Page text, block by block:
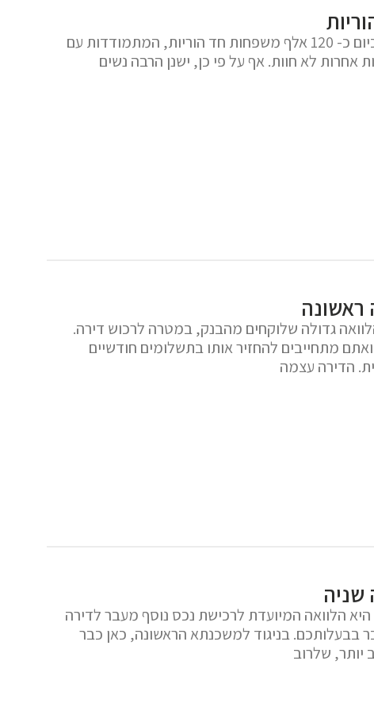
במדינת ישראל חיות כיום כ- 120 אלף משפחות חד הוריות, המתמודדות עם
לא חוות. אף על פי כן, ישנן הרבה נשים
גדולה שלוקחים מהבנק, במטרה לרכוש דירה.
מתחייבים להחזיר אותו בתשלומים חודשיים
הדירה עצמה
הלוואה המיועדת לרכישת נכס נוסף מעבר לדירה
בבעלותכם. בניגוד למשכנתא הראשונה, כאן כבר
שלרוב